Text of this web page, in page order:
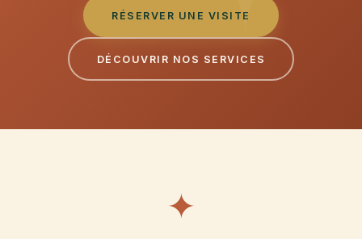
RÉSERVER UNE VISITE
DÉCOUVRIR NOS SERVICES
✦